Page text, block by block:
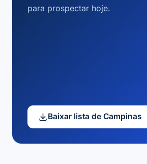
para prospectar hoje.
Baixar lista de Campinas